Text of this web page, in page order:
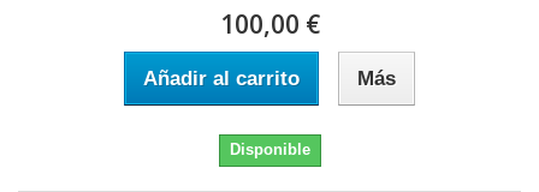
100,00 €
Añadir al carrito Más
Disponible